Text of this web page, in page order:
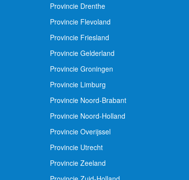
Provincie Drenthe
Provincie Flevoland
Provincie Friesland
Provincie Gelderland
Provincie Groningen
Provincie Limburg
Provincie Noord-Brabant
Provincie Noord-Holland
Provincie Overijssel
Provincie Utrecht
Provincie Zeeland